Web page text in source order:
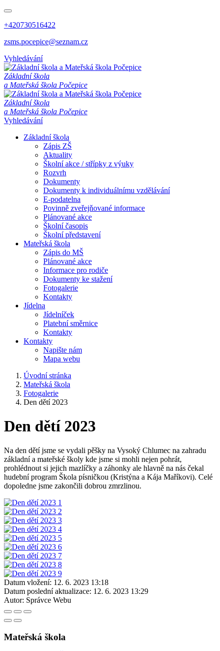
+420730516422
zsms.pocepice@seznam.cz
Vyhledávání
Základní škola
a Mateřská škola Počepice
Základní škola
a Mateřská škola Počepice
Vyhledávání
Základní škola
Zápis ZŠ
Aktuality
Školní akce / střípky z výuky
Rozvrh
Dokumenty
Dokumenty k individuálnímu vzdělávání
E-podatelna
Povinně zveřejňované informace
Plánované akce
Školní časopis
Školní představení
Mateřská škola
Zápis do MŠ
Plánované akce
Informace pro rodiče
Dokumenty ke stažení
Fotogalerie
Kontakty
Jídelna
Jídelníček
Platební směrnice
Kontakty
Kontakty
Napište nám
Mapa webu
Úvodní stránka
Mateřská škola
Fotogalerie
Den dětí 2023
Den dětí 2023
Na den dětí jsme se vydali pěšky na Vysoký Chlumec na zahradu
základní a mateřské školy kde jsme si mohli nejen pohrát,
prohlédnout si jejich mazlíčky a záhonky ale hlavně na nás čekal
hudební program Škola písničkou (Kristýna a Kája Maříkovi). Celé
dopoledne jsme zakončili dobrou zmrzlinou.
Datum vložení: 12. 6. 2023 13:18
Datum poslední aktualizace: 12. 6. 2023 13:29
Autor: Správce Webu
Mateřská škola